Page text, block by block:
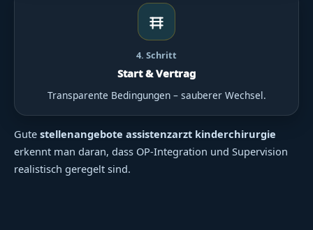
4. Schritt
Start & Vertrag
Transparente Bedingungen – sauberer Wechsel.
Gute stellenangebote assistenzarzt kinderchirurgie
erkennt man daran, dass OP-Integration und Supervision
realistisch geregelt sind.